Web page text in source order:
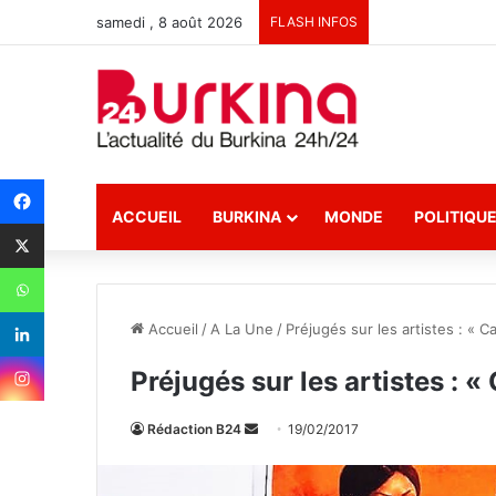
samedi , 8 août 2026 FLASH INFOS
ACCUEIL BURKINA MONDE POLITIQUE
Accueil / A La Une / Préjugés sur les artistes : «
Préjugés sur les artistes : «
Rédaction B24
v
19/02/2017